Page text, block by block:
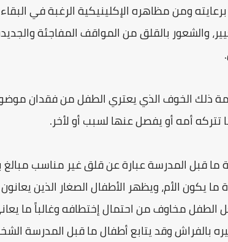
برعايته ومن مظاهره الإكلينيكية الرغبة في
والشعور بالقلق من المواقف المفاجئة
ذلك الخوف الذي يعتري الطفل من فقدان
أمه أو يفصل عنها لسبب أو لأخر.
قبل المدرسة عبارة عن قلق غير مناسب مبالغ
ما يكون الأم، ويظهر الأطفال الصغار الذين
مخاوف من احتمال إختطافه وغالباً ما
بالفراش وقد يتابع أطفال ما قبل المدرسة